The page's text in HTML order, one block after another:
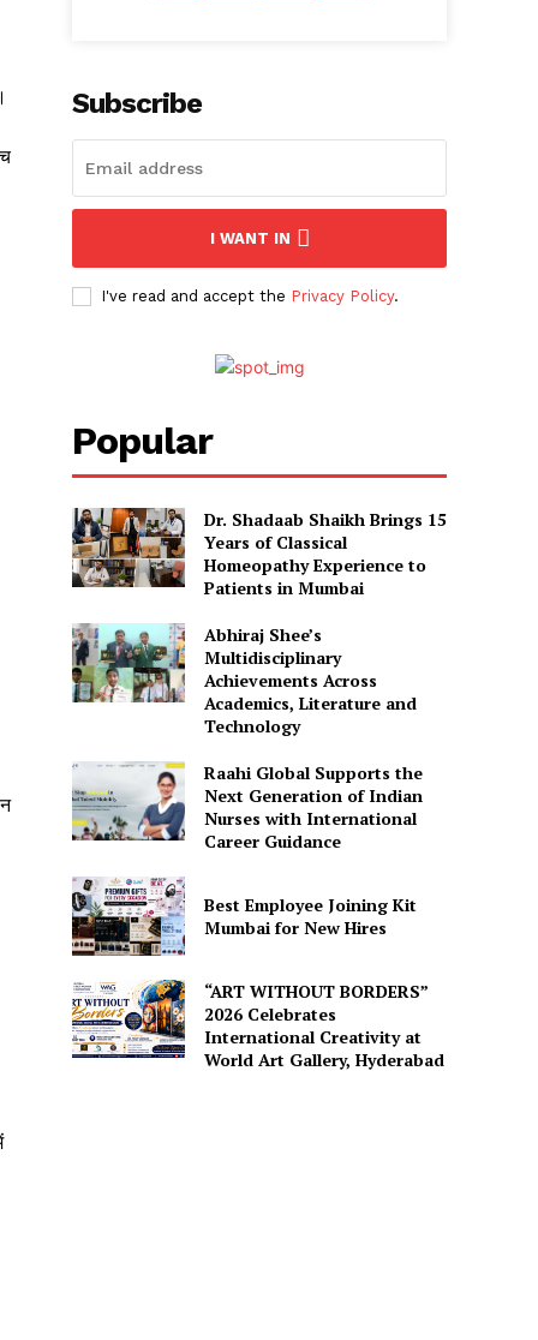
Subscribe
I WANT IN
I've read and accept the Privacy Policy.
Popular
Dr. Shadaab Shaikh Brings 15
Years of Classical
Homeopathy Experience to
Patients in Mumbai
Abhiraj Shee’s
Multidisciplinary
Achievements Across
Academics, Literature and
Technology
Raahi Global Supports the
Next Generation of Indian
Nurses with International
Career Guidance
Best Employee Joining Kit
Mumbai for New Hires
“ART WITHOUT BORDERS”
2026 Celebrates
International Creativity at
World Art Gallery, Hyderabad